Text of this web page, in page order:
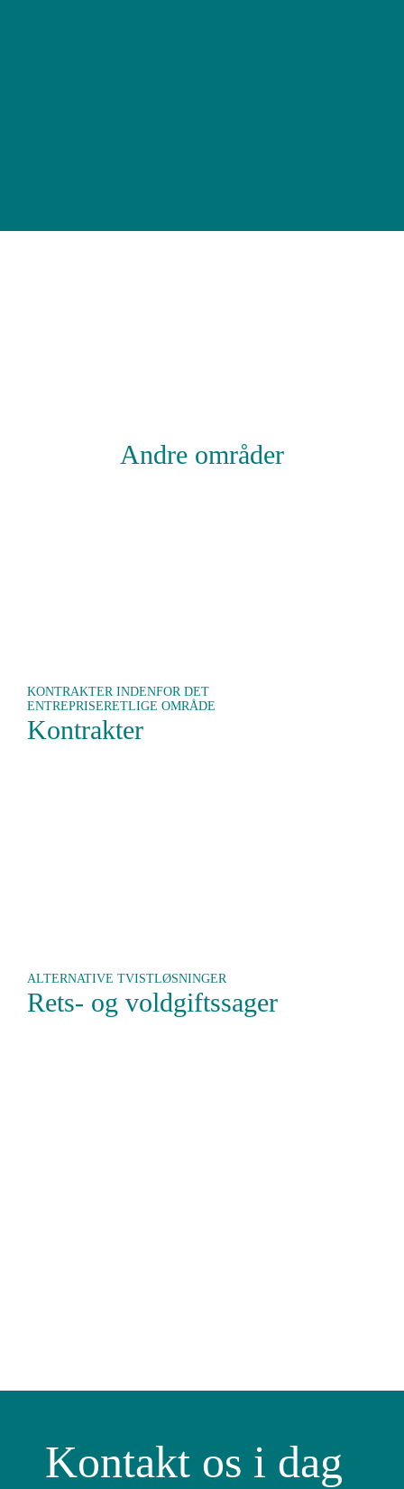
Andre områder
KONTRAKTER INDENFOR DET
ENTREPRISERETLIGE OMRÅDE
Kontrakter
ALTERNATIVE TVISTLØSNINGER
Rets- og voldgiftssager
Kontakt os i dag